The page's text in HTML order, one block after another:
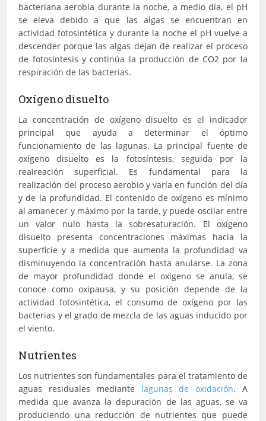
bacteriana aerobia durante la noche, a medio día, el pH
se eleva debido a que las algas se encuentran en
actividad fotosintética y durante la noche el pH vuelve a
descender porque las algas dejan de realizar el proceso
de fotosíntesis y continúa la producción de CO2 por la
respiración de las bacterias.
Oxígeno disuelto
La concentración de oxígeno disuelto es el indicador
principal que ayuda a determinar el óptimo
funcionamiento de las lagunas. La principal fuente de
oxígeno disuelto es la fotosíntesis, seguida por la
reaireación superficial. Es fundamental para la
realización del proceso aerobio y varía en función del día
y de la profundidad. El contenido de oxígeno es mínimo
al amanecer y máximo por la tarde, y puede oscilar entre
un valor nulo hasta la sobresaturación. El oxígeno
disuelto presenta concentraciones máximas hacia la
superficie y a medida que aumenta la profundidad va
disminuyendo la concentración hasta anularse. La zona
de mayor profundidad donde el oxígeno se anula, se
conoce como oxipausa, y su posición depende de la
actividad fotosintética, el consumo de oxígeno por las
bacterias y el grado de mezcla de las aguas inducido por
el viento.
Nutrientes
Los nutrientes son fundamentales para el tratamiento de
aguas residuales mediante lagunas de oxidación. A
medida que avanza la depuración de las aguas, se va
produciendo una reducción de nutrientes que puede